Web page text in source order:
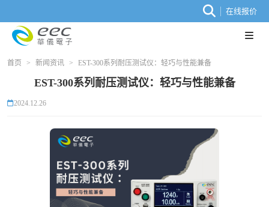
在线报价
首页 > 新闻资讯 > EST-300系列耐压测试仪：轻巧与性能兼备
EST-300系列耐压测试仪：轻巧与性能兼备
2024.12.26